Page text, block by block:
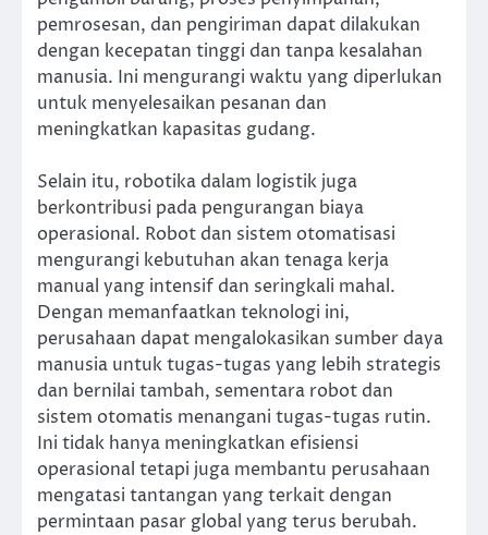
pemrosesan, dan pengiriman dapat dilakukan
dengan kecepatan tinggi dan tanpa kesalahan
manusia. Ini mengurangi waktu yang diperlukan
untuk menyelesaikan pesanan dan
meningkatkan kapasitas gudang.
Selain itu, robotika dalam logistik juga
berkontribusi pada pengurangan biaya
operasional. Robot dan sistem otomatisasi
mengurangi kebutuhan akan tenaga kerja
manual yang intensif dan seringkali mahal.
Dengan memanfaatkan teknologi ini,
perusahaan dapat mengalokasikan sumber daya
manusia untuk tugas-tugas yang lebih strategis
dan bernilai tambah, sementara robot dan
sistem otomatis menangani tugas-tugas rutin.
Ini tidak hanya meningkatkan efisiensi
operasional tetapi juga membantu perusahaan
mengatasi tantangan yang terkait dengan
permintaan pasar global yang terus berubah.